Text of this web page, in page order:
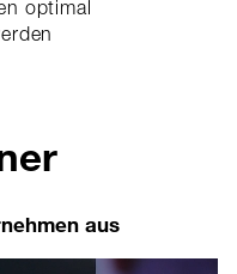
optimal
aus